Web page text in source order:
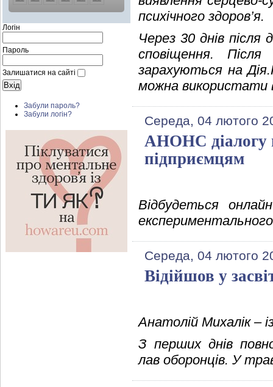
Логін
Пароль
Залишатися на сайті
Забули пароль?
Забули логін?
психічного здоров’я.
Через 30 днів після
сповіщення.
зарахуються на
можна використати
Середа, 04 лютого
АНОНС діалогу
підприємцям
Відбудеться
Середа, 04 лютого
Відійшов у
Анатолій Михалік –
З перших днів
лав оборонців. У